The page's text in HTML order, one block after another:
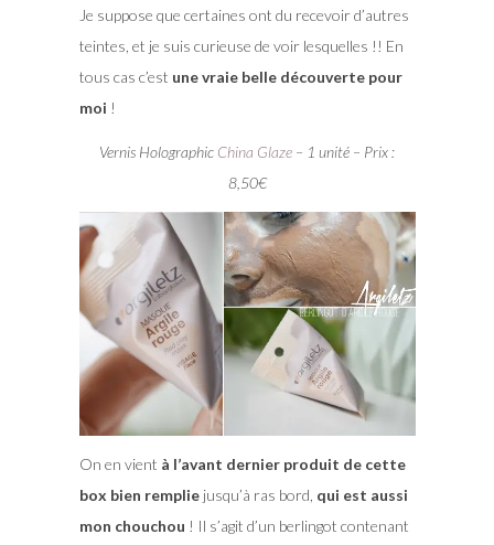
Je suppose que certaines ont du recevoir d’autres
teintes, et je suis curieuse de voir lesquelles !! En
tous cas c’est une vraie belle découverte pour
moi !
Vernis Holographic China Glaze – 1 unité – Prix :
8,50€
On en vient à l’avant dernier produit de cette
box bien rempliejusqu’à ras bord, qui est aussi
mon chouchou ! Il s’agit d’un berlingot contenant